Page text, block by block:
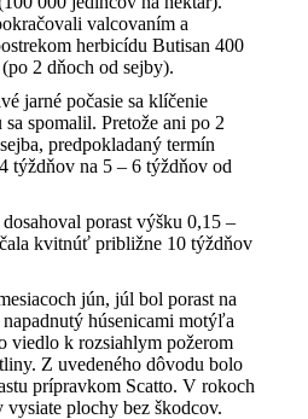
valcovaním a
herbicídu Butisan 400
2 dňoch od sejby).
jarné počasie sa klíčenie
spomalil. Pretože ani po 2
predpokladaný termín
týždňov na 5 – 6 týždňov od
porast výšku 0,15 –
kvitnúť približne 10 týždňov
jún, júl bol porast na
húsenicami motýľa
viedlo k rozsiahlym požerom
Z uvedeného dôvodu bolo
prípravkom Scatto. V rokoch
plochy bez škodcov.